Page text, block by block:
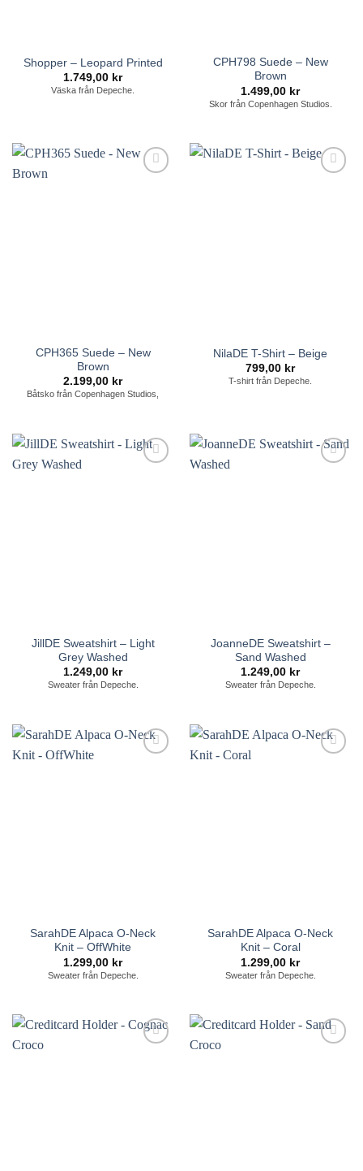
Shopper – Leopard Printed
1.749,00 kr
Väska från Depeche.
CPH798 Suede – New
Brown
1.499,00 kr
Skor från Copenhagen Studios.
CPH365 Suede – New
Brown
2.199,00 kr
Båtsko från Copenhagen Studios,
NilaDE T-Shirt – Beige
799,00 kr
T-shirt från Depeche.
JillDE Sweatshirt – Light
Grey Washed
1.249,00 kr
Sweater från Depeche.
JoanneDE Sweatshirt –
Sand Washed
1.249,00 kr
Sweater från Depeche.
SarahDE Alpaca O-Neck
Knit – OffWhite
1.299,00 kr
Sweater från Depeche.
SarahDE Alpaca O-Neck
Knit – Coral
1.299,00 kr
Sweater från Depeche.